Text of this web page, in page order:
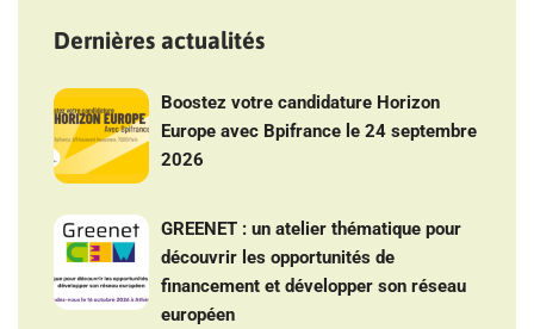
Dernières actualités
Boostez votre candidature Horizon
Europe avec Bpifrance le 24 septembre
2026
GREENET : un atelier thématique pour
découvrir les opportunités de
financement et développer son réseau
européen